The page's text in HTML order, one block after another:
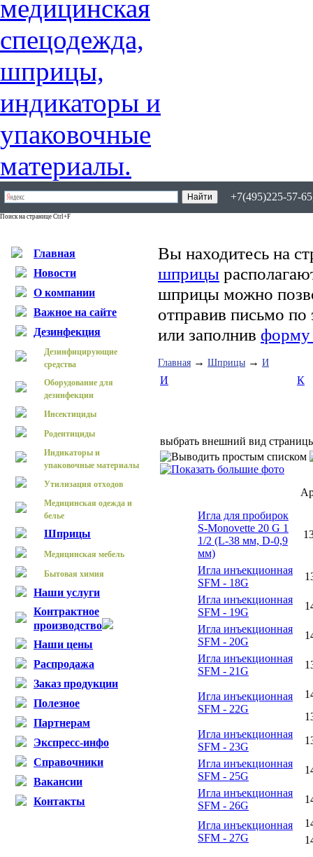
+7(495)225-57-
Поиск на странице Ctrl+F
Главная
Новости
О компании
Важное на сайте
Дезинфекция
Дезинфицирующие
средства
Оборудование для
дезинфекции
Инсектициды
Родентициды
Индикаторы и
упаковочные материалы
Утилизация отходов
Медицинская одежда и
белье
Шприцы
Медицинская мебель
Бытовая химия
Наши услуги
Контрактное
производство
Наши цены
Распродажа
Заказ продукции
Полезное
Партнерам
Экспресс-инфо
Справочники
Вакансии
Контакты
Вы находитесь на
шприцы
шприцы можно
отправив письмо
или заполнив форму
Главная → Шприцы → И
И К
выбрать внешний вид
Игла для пробирок
S-Monovette 20 G 1
1/2 (L-38 мм, D-0,9
мм)
Игла инъекционная
SFM - 18G
Игла инъекционная
SFM - 19G
Игла инъекционная
SFM - 20G
Игла инъекционная
SFM - 21G
Игла инъекционная
SFM - 22G
Игла инъекционная
SFM - 23G
Игла инъекционная
SFM - 25G
Игла инъекционная
SFM - 26G
Игла инъекционная
SFM - 27G